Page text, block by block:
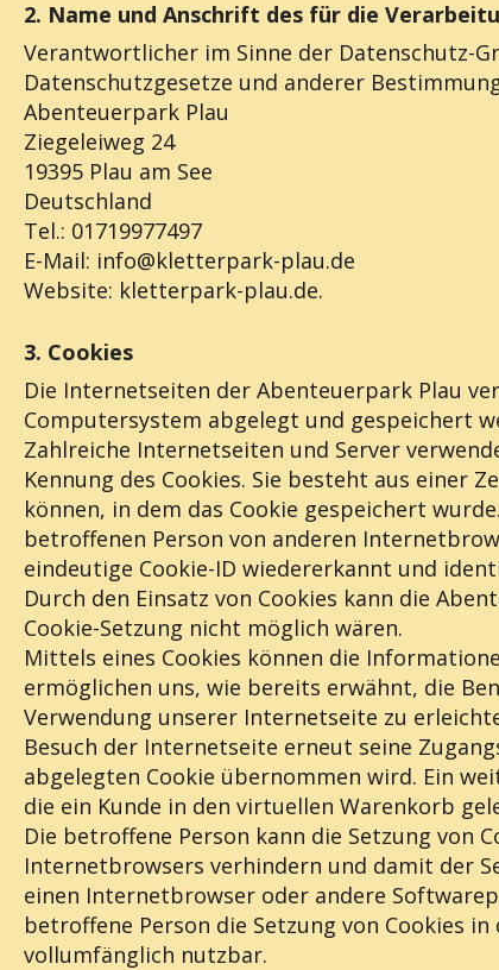
2. Name und Anschrift des für die
Verantwortlicher im Sinne der Datenschutz-
Datenschutzgesetze und anderer
Abenteuerpark Plau
Ziegeleiweg 24
19395 Plau am See
Deutschland
Tel.: 01719977497
E-Mail: info@kletterpark-plau.de
Website: kletterpark-plau.de.
3. Cookies
Die Internetseiten der Abenteuerpark Plau
Computersystem abgelegt und gespeichert
Zahlreiche Internetseiten und Server
Kennung des Cookies. Sie besteht aus einer
können, in dem das Cookie gespeichert
betroffenen Person von anderen
eindeutige Cookie-ID wiedererkannt und
Durch den Einsatz von Cookies kann die
Cookie-Setzung nicht möglich wären.
Mittels eines Cookies können die
ermöglichen uns, wie bereits erwähnt, die
Verwendung unserer Internetseite zu
Besuch der Internetseite erneut seine
abgelegten Cookie übernommen wird. Ein
die ein Kunde in den virtuellen Warenkorb
Die betroffene Person kann die Setzung von
Internetbrowsers verhindern und damit der
einen Internetbrowser oder andere
betroffene Person die Setzung von Cookies
vollumfänglich nutzbar.